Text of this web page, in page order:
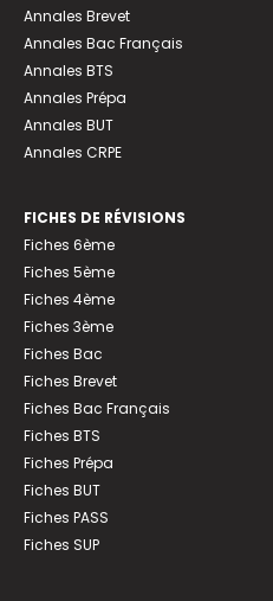
Annales Brevet
Annales Bac Français
Annales BTS
Annales Prépa
Annales BUT
Annales CRPE
FICHES DE RÉVISIONS
Fiches 6ème
Fiches 5ème
Fiches 4ème
Fiches 3ème
Fiches Bac
Fiches Brevet
Fiches Bac Français
Fiches BTS
Fiches Prépa
Fiches BUT
Fiches PASS
Fiches SUP